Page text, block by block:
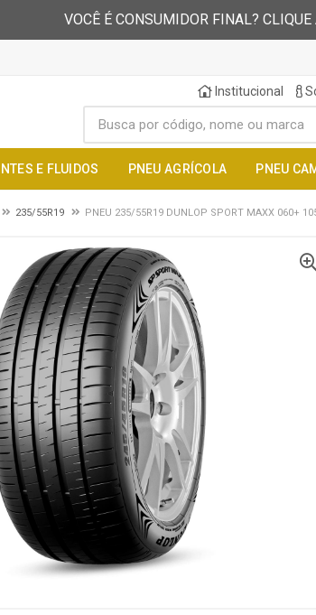
VOCÊ É CONSUMIDOR FINAL?
Institucional
E FLUIDOS PNEU AGRÍCOLA PNEU
235/55R19 PNEU 235/55R19 DUNLOP SPORT MAXX 060+